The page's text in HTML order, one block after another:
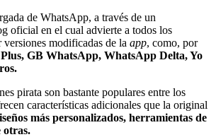
de WhatsApp, a través de un
oficial en el cual advierte a todos los
versiones modificadas de la app, como, por
GB WhatsApp, WhatsApp Delta, Yo
pirata son bastante populares entre los
características adicionales que la original
más personalizados, herramientas de
otras.